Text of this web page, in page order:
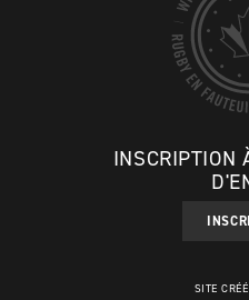
INSCRIPTION
SITE